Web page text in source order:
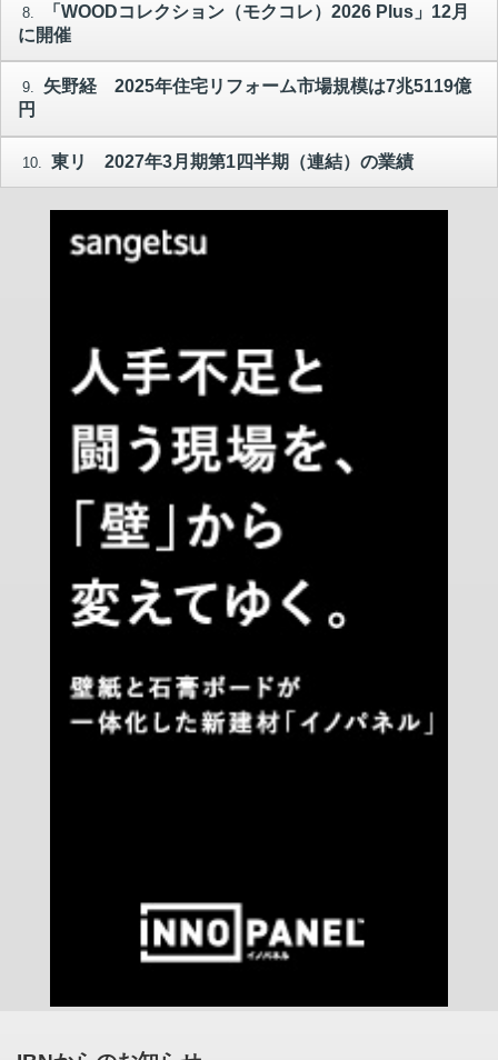
8.
「WOODコレクション（モクコレ）2026 Plus」12月
に開催
9.
矢野経 2025年住宅リフォーム市場規模は7兆5119億
円
10. 東リ 2027年3月期第1四半期（連結）の業績